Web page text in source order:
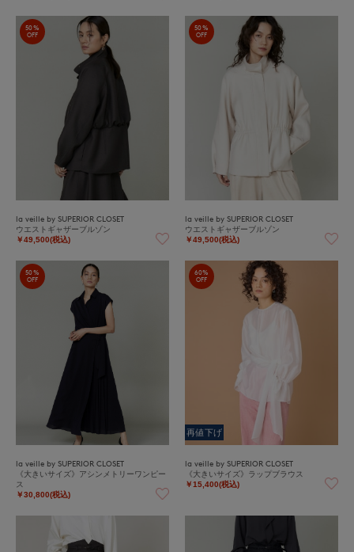
50%
OFF
la veille by SUPERIOR CLOSET
ウエストギャザーブルゾン
￥49,500(税込)
50%
OFF
la veille by SUPERIOR CLOSET
ウエストギャザーブルゾン
￥49,500(税込)
50%
OFF
la veille by SUPERIOR CLOSET
《大きいサイズ》アシンメトリーワンピー
ス
￥30,800(税込)
60%
OFF
再値下げ
la veille by SUPERIOR CLOSET
《大きいサイズ》ラップブラウス
￥15,400(税込)